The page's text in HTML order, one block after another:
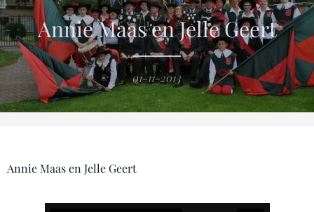
Annie Maas en Jelle Geert
01-11-2013
Annie Maas en Jelle Geert